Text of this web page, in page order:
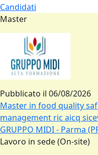
Candidati
Master
Pubblicato il 06/08/2026
Master in food quality
management ric aicq
GRUPPO MIDI - Parma
Lavoro in sede (On-site)